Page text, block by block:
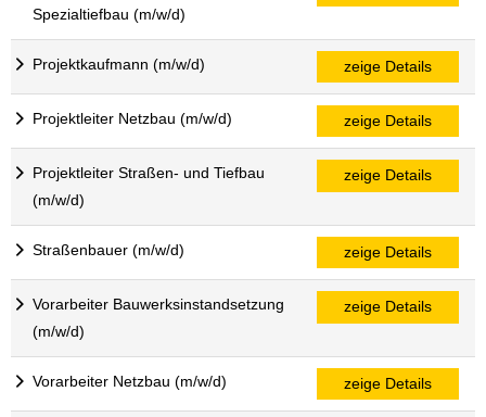
Spezialtiefbau (m/w/d)
Projektkaufmann (m/w/d) zeige Details
Projektleiter Netzbau (m/w/d) zeige Details
Projektleiter Straßen- und Tiefbau
(m/w/d)
zeige Details
Straßenbauer (m/w/d) zeige Details
Vorarbeiter Bauwerksinstandsetzung
(m/w/d)
zeige Details
Vorarbeiter Netzbau (m/w/d) zeige Details